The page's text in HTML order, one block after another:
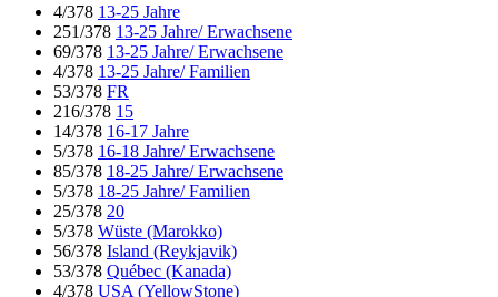
4/378 13-25 Jahre
251/378 13-25 Jahre/ Erwachsene
69/378 13-25 Jahre/ Erwachsene
4/378 13-25 Jahre/ Familien
53/378 FR
216/378 15
14/378 16-17 Jahre
5/378 16-18 Jahre/ Erwachsene
85/378 18-25 Jahre/ Erwachsene
5/378 18-25 Jahre/ Familien
25/378 20
5/378 Wüste (Marokko)
56/378 Island (Reykjavik)
53/378 Québec (Kanada)
4/378 USA (YellowStone)